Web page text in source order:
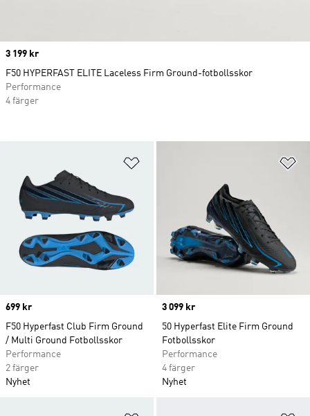
Price
699 kr
F50 Hyperfast Club Firm Ground
/ Multi Ground Fotbollsskor
Performance
2 färger
Nyhet
Price
3 099 kr
50 Hyperfast Elite Firm Ground
Fotbollsskor
Performance
4 färger
Nyhet
Price
3 199 kr
F50 HYPERFAST ELITE Laceless Firm Ground-fotbollsskor
Performance
4 färger